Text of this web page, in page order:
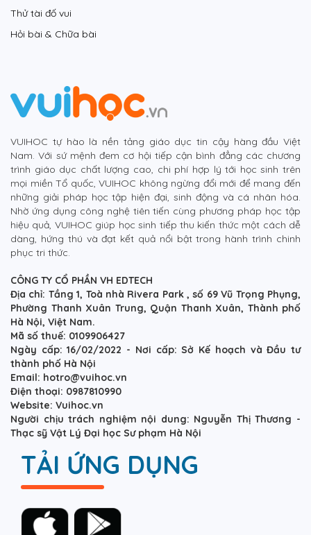
Thử tài đố vui
Hỏi bài & Chữa bài
VUIHOC tự hào là nền tảng giáo dục tin cậy hàng đầu Việt
Nam. Với sứ mệnh đem cơ hội tiếp cận bình đẳng các chương
trình giáo dục chất lượng cao, chi phí hợp lý tới học sinh trên
mọi miền Tổ quốc, VUIHOC không ngừng đổi mới để mang đến
những giải pháp học tập hiện đại, sinh động và cá nhân hóa.
Nhờ ứng dụng công nghệ tiên tiến cùng phương pháp học tập
hiệu quả, VUIHOC giúp học sinh tiếp thu kiến thức một cách dễ
dàng, hứng thú và đạt kết quả nổi bật trong hành trình chinh
phục tri thức.
CÔNG TY CỔ PHẦN VH EDTECH
Địa chỉ: Tầng 1, Toà nhà Rivera Park , số 69 Vũ Trọng Phụng,
Phường Thanh Xuân Trung, Quận Thanh Xuân, Thành phố
Hà Nội, Việt Nam.
Mã số thuế: 0109906427
Ngày cấp: 16/02/2022 - Nơi cấp: Sở Kế hoạch và Đầu tư
thành phố Hà Nội
Email: hotro@vuihoc.vn
Điện thoại: 0987810990
Website: Vuihoc.vn
Người chịu trách nghiệm nội dung: Nguyễn Thị Thương -
Thạc sỹ Vật Lý Đại học Sư phạm Hà Nội
TẢI ỨNG DỤNG